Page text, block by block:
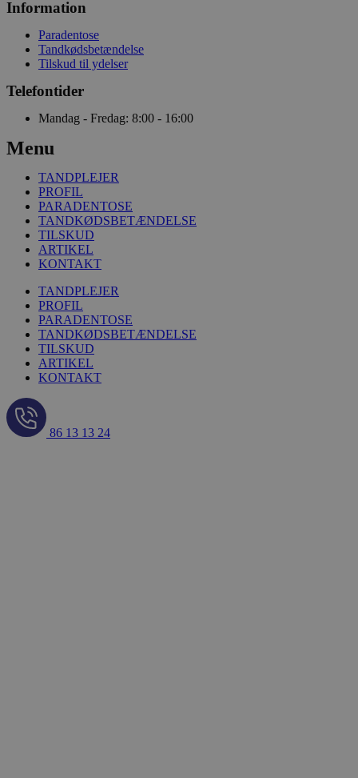
Information
Paradentose
Tandkødsbetændelse
Tilskud til ydelser
Telefontider
Mandag - Fredag: 8:00 - 16:00
Menu
TANDPLEJER
PROFIL
PARADENTOSE
TANDKØDSBETÆNDELSE
TILSKUD
ARTIKEL
KONTAKT
TANDPLEJER
PROFIL
PARADENTOSE
TANDKØDSBETÆNDELSE
TILSKUD
ARTIKEL
KONTAKT
86 13 13 24